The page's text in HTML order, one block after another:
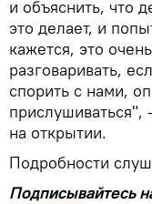
и объяснить, что
это делает, и
кажется, это
разговаривать,
спорить с нами,
прислушиваться",
на открытии.
Подробности
Подписывайтесь